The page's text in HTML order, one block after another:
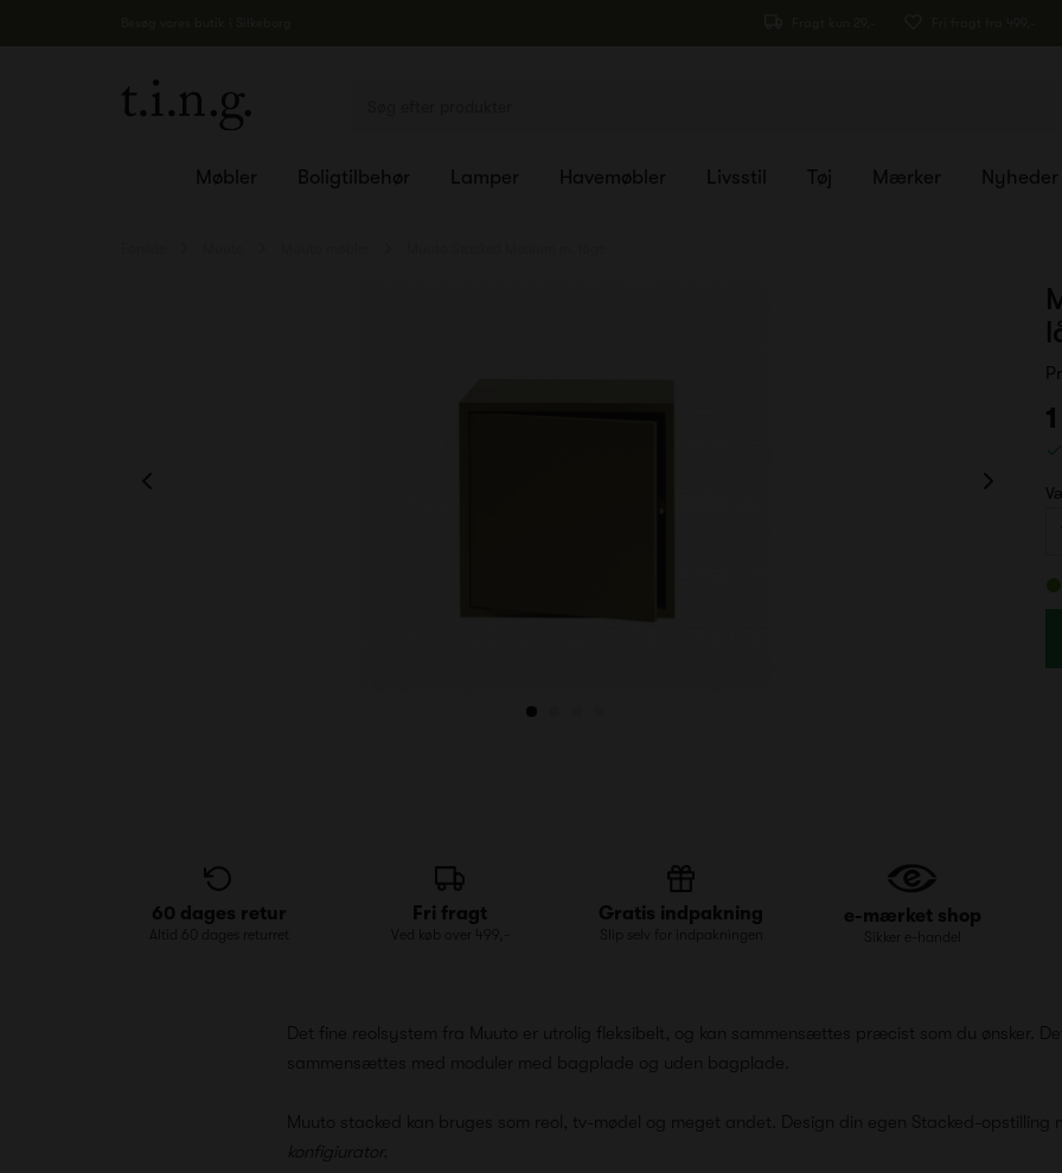
Møbler Boligtilbehør Lamper Havemøbler Livsstil Tøj Mærker Nyheder
60 dages retur
Altid 60 dages returret
Fri fragt
Ved køb over 499,-
Gratis indpakning
Slip selv for indpakningen
e-mærket shop
Sikker e-handel
Det fine reolsystem fra Muuto er utrolig fleksibelt, og kan sammensættes præcist som du ønsker.
sammensættes med moduler
med bagplade uden bagplade
Muuto stacked kan bruges som reol, tv-mødel og meget andet. Design din egen Stacked-opstilling
konfigiurator.